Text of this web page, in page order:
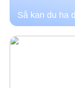
Så kan du ha